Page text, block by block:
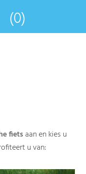
(0)
fietsaan en kies u
u van: